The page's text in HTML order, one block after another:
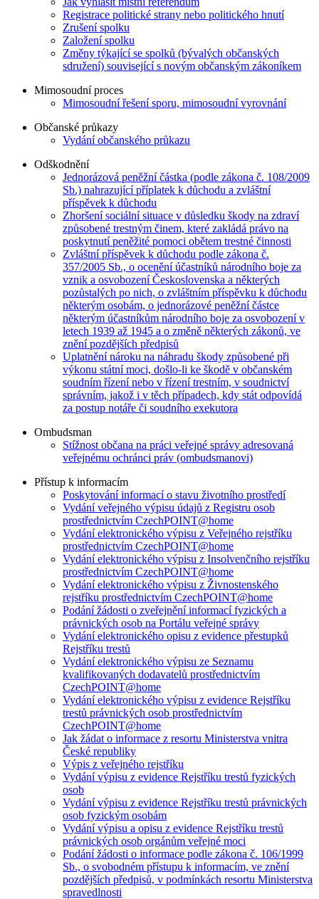
Registrace politické strany nebo politického hnutí
Zrušení spolku
Založení spolku
Změny týkající se spolků (bývalých občanských
sdružení) související s novým občanským zákoníkem
Mimosoudní proces
Mimosoudní řešení sporu, mimosoudní vyrovnání
Občanské průkazy
Vydání občanského průkazu
Odškodnění
Jednorázová peněžní částka (podle zákona č. 108/2009
Sb.) nahrazující příplatek k důchodu a zvláštní
příspěvek k důchodu
Zhoršení sociální situace v důsledku škody na zdraví
způsobené trestným činem, které zakládá právo na
poskytnutí peněžité pomoci obětem trestné činnosti
Zvláštní příspěvek k důchodu podle zákona č.
357/2005 Sb., o ocenění účastníků národního boje za
vznik a osvobození Československa a některých
pozůstalých po nich, o zvláštním příspěvku k důchodu
některým osobám, o jednorázové peněžní částce
některým účastníkům národního boje za osvobození v
letech 1939 až 1945 a o změně některých zákonů, ve
znění pozdějších předpisů
Uplatnění nároku na náhradu škody způsobené při
výkonu státní moci, došlo-li ke škodě v občanském
soudním řízení nebo v řízení trestním, v soudnictví
správním, jakož i v těch případech, kdy stát odpovídá
za postup notáře či soudního exekutora
Ombudsman
Stížnost občana na práci veřejné správy adresovaná
veřejnému ochránci práv (ombudsmanovi)
Přístup k informacím
Poskytování informací o stavu životního prostředí
Vydání veřejného výpisu údajů z Registru osob
prostřednictvím CzechPOINT@home
Vydání elektronického výpisu z Veřejného rejstříku
prostřednictvím CzechPOINT@home
Vydání elektronického výpisu z Insolvenčního rejstříku
prostřednictvím CzechPOINT@home
Vydání elektronického výpisu z Živnostenského
rejstříku prostřednictvím CzechPOINT@home
Podání žádosti o zveřejnění informací fyzických a
právnických osob na Portálu veřejné správy
Vydání elektronického opisu z evidence přestupků
Rejstříku trestů
Vydání elektronického výpisu ze Seznamu
kvalifikovaných dodavatelů prostřednictvím
CzechPOINT@home
Vydání elektronického výpisu z evidence Rejstříku
trestů právnických osob prostřednictvím
CzechPOINT@home
Jak žádat o informace z resortu Ministerstva vnitra
České republiky
Výpis z veřejného rejstříku
Vydání výpisu z evidence Rejstříku trestů fyzických
osob
Vydání výpisu z evidence Rejstříku trestů právnických
osob fyzickým osobám
Vydání výpisu a opisu z evidence Rejstříku trestů
právnických osob orgánům veřejné moci
Podání žádosti o informace podle zákona č. 106/1999
Sb., o svobodném přístupu k informacím, ve znění
pozdějších předpisů, v podmínkách resortu Ministerstva
spravedlnosti